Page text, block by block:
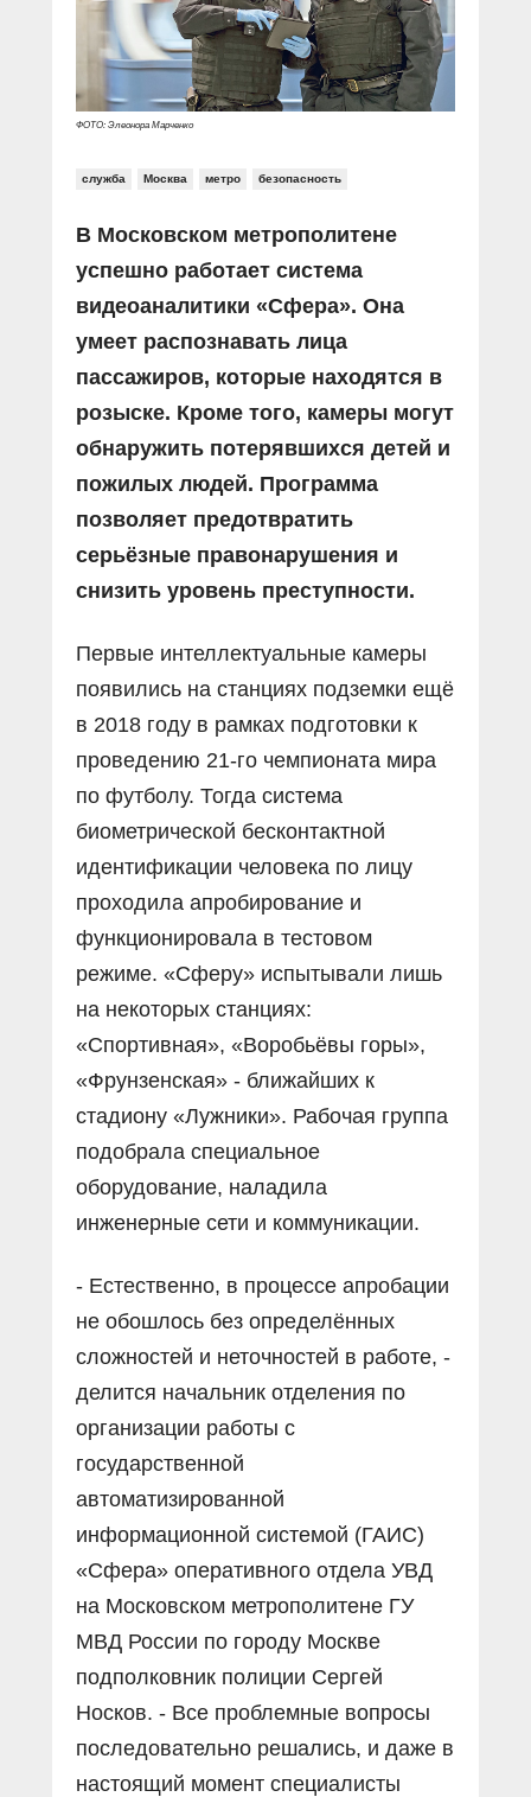
Социальные ролики
Документальные фильмы
Прямой разговор
В знании сила
Специальный репортаж
КиберПОСТОВОЙ
Газета «Щит и меч»
Журнал «Полиция России»
О ПОРТАЛЕ
Контакты
ФОТО: Элеонора Марченко
служба Москва метро безопасность
В Московском метрополитене
успешно работает система
видеоаналитики «Сфера». Она
умеет распознавать лица
пассажиров, которые находятся в
розыске. Кроме того, камеры могут
обнаружить потерявшихся детей и
пожилых людей. Программа
позволяет предотвратить
серьёзные правонарушения и
снизить уровень преступности.
Первые интеллектуальные камеры
появились на станциях подземки ещё
в 2018 году в рамках подготовки к
проведению 21-го чемпионата мира
по футболу. Тогда система
биометрической бесконтактной
идентификации человека по лицу
проходила апробирование и
функционировала в тестовом
режиме. «Сферу» испытывали лишь
на некоторых станциях:
«Спортивная», «Воробьёвы горы»,
«Фрунзенская» - ближайших к
стадиону «Лужники». Рабочая группа
подобрала специальное
оборудование, наладила
инженерные сети и коммуникации.
- Естественно, в процессе апробации
не обошлось без определённых
сложностей и неточностей в работе, -
делится начальник отделения по
организации работы с
государственной
автоматизированной
информационной системой (ГАИС)
«Сфера» оперативного отдела УВД
на Московском метрополитене ГУ
МВД России по городу Москве
подполковник полиции Сергей
Носков. - Все проблемные вопросы
последовательно решались, и даже в
настоящий момент специалисты